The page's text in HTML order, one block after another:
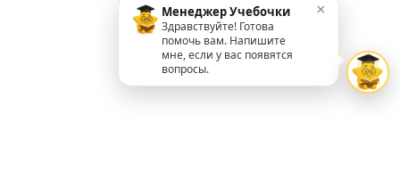
Менеджер Учебочки
Здравствуйте! Готова
помочь вам. Напишите
мне, если у вас появятся
вопросы.
×